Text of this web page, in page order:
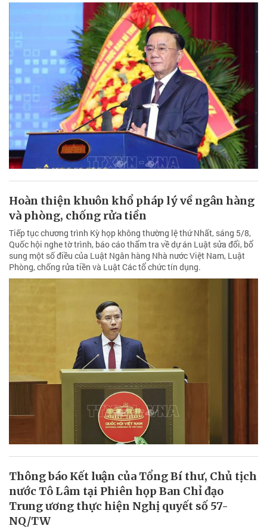
Hoàn thiện khuôn khổ pháp lý về ngân hàng
và phòng, chống rửa tiền
Tiếp tục chương trình Kỳ họp không thường lệ thứ Nhất, sáng 5/8,
Quốc hội nghe tờ trình, báo cáo thẩm tra về dự án Luật sửa đổi, bổ
sung một số điều của Luật Ngân hàng Nhà nước Việt Nam, Luật
Phòng, chống rửa tiền và Luật Các tổ chức tín dụng.
Thông báo Kết luận của Tổng Bí thư, Chủ tịch
nước Tô Lâm tại Phiên họp Ban Chỉ đạo
Trung ương thực hiện Nghị quyết số 57-
NQ/TW